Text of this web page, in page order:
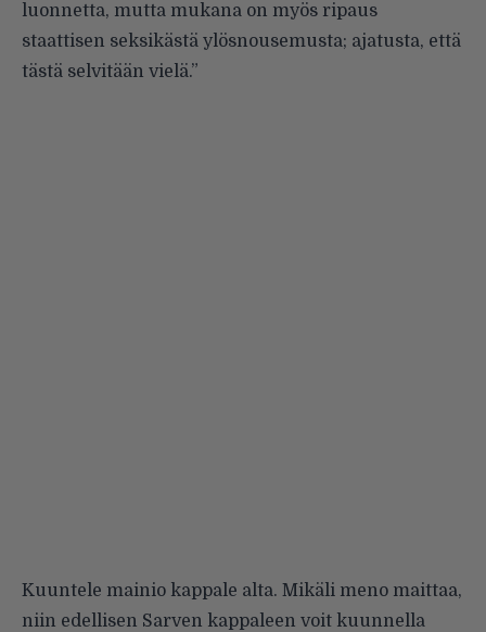
luonnetta, mutta mukana on myös ripaus
staattisen seksikästä ylösnousemusta; ajatusta, että
tästä selvitään vielä.”
Kuuntele mainio kappale alta. Mikäli meno maittaa,
niin edellisen Sarven kappaleen voit kuunnella